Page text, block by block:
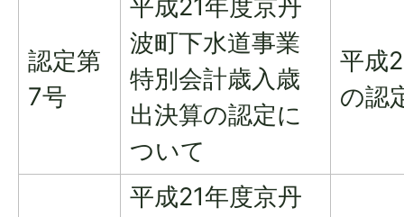
認定第
7号
平成21年度京丹
波町下水道事業
特別会計歳入歳
出決算の認定に
ついて
平成
の認
平成21年度京丹